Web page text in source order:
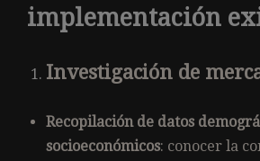
implementación
Investigación de
Recopilación de datos
socioeconómicos: conocer la